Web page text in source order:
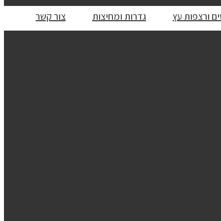
ורצפות עץ גדרות ומחיצות צור קשר